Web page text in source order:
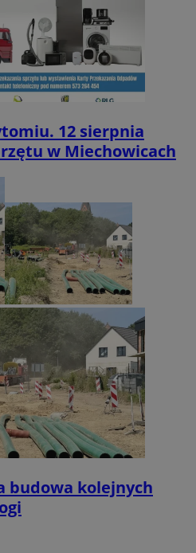
12 sierpnia
w Miechowicach
budowa kolejnych